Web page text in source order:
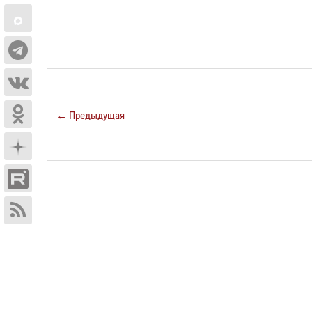
← Предыдущая